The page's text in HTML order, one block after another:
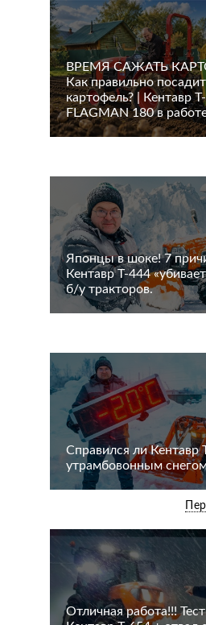
ВРЕМЯ САЖАТЬ
Как правильно
картофель? | Кентавр
FLAGMAN 180 в
Японцы в шоке! 7
Кентавр Т-444
б/у тракторов.
Cправился ли Кентавр
утрамбовонным
Отличная работа!!!